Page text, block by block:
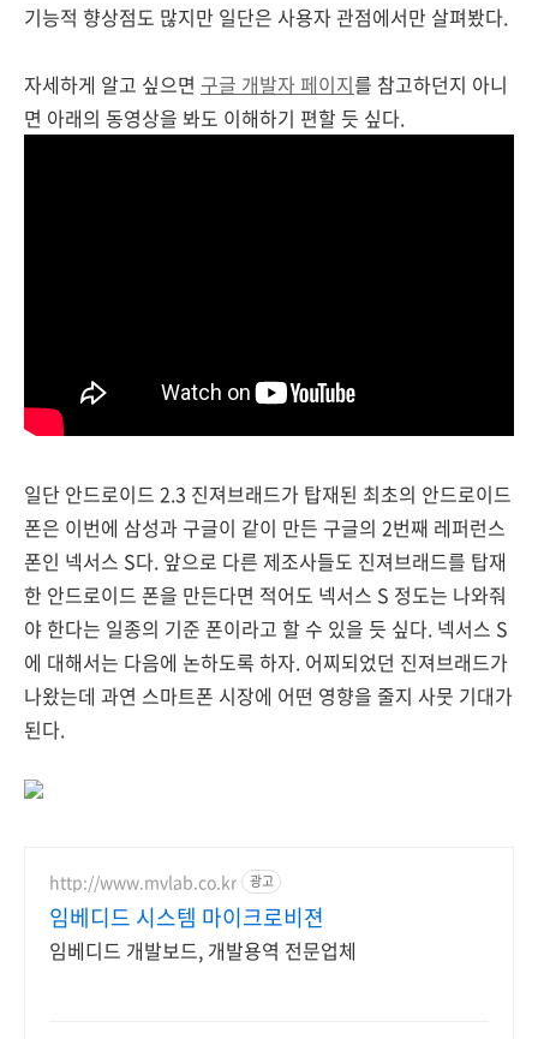
기능적 향상점도 많지만 일단은 사용자 관점에서만 살펴봤다.
자세하게 알고 싶으면 구글 개발자 페이지를 참고하던지 아니
면 아래의 동영상을 봐도 이해하기 편할 듯 싶다.
일단 안드로이드 2.3 진져브래드가 탑재된 최초의 안드로이드
폰은 이번에 삼성과 구글이 같이 만든 구글의 2번째 레퍼런스
폰인 넥서스 S다. 앞으로 다른 제조사들도 진져브래드를 탑재
한 안드로이드 폰을 만든다면 적어도 넥서스 S 정도는 나와줘
야 한다는 일종의 기준 폰이라고 할 수 있을 듯 싶다. 넥서스 S
에 대해서는 다음에 논하도록 하자. 어찌되었던 진져브래드가
나왔는데 과연 스마트폰 시장에 어떤 영향을 줄지 사뭇 기대가
된다.
http://www.mvlab.co.kr 광고
임베디드 시스템 마이크로비젼
임베디드 개발보드, 개발용역 전문업체